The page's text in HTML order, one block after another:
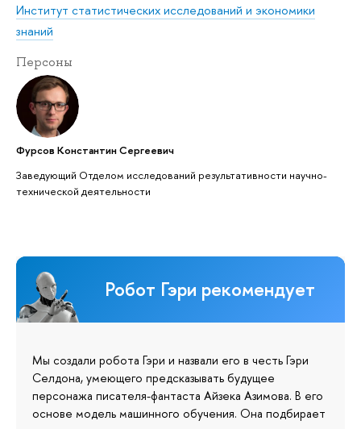
Институт статистических исследований и экономики
знаний
Персоны
Фурсов Константин Сергеевич
Заведующий Отделом исследований результативности научно-
технической деятельности
Робот Гэри рекомендует
Мы создали робота Гэри и назвали его в честь Гэри
Селдона, умеющего предсказывать будущее
персонажа писателя-фантаста Айзека Азимова. В его
основе модель машинного обучения. Она подбирает